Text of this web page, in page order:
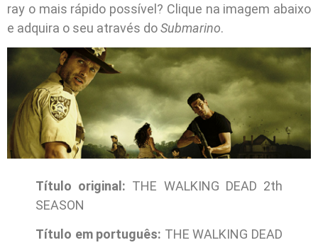
ray o mais rápido possível? Clique na imagem abaixo
e adquira o seu através doSubmarino.
Título original: THE WALKING DEAD 2th
SEASON
Título em português: THE WALKING DEAD